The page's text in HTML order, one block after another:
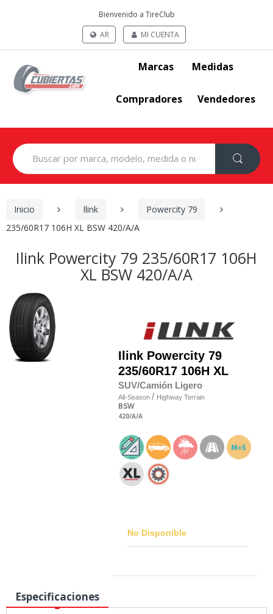
Bienvenido a TireClub
AR
MI CUENTA
Marcas Medidas
Compradores Vendedores
Search
for:
Inicio Ilink
Powercity 79
235/60R17 106H XL BSW 420/A/A
Ilink Powercity 79 235/60R17 106H
XL BSW 420/A/A
Ilink Powercity 79
235/60R17 106H XL
SUV/Camión Ligero
All-Season / Highway Terrain
BSW
420/A/A
No Disponible
Especificaciones